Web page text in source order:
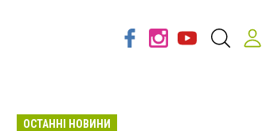
ОСТАННІ НОВИНИ